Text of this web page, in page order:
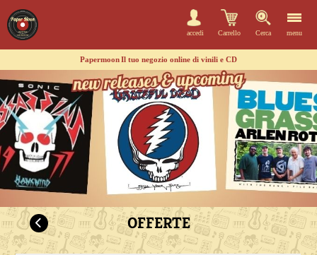
accedi Carrello Cerca menu
PapermoonIl tuo negozio online di vinili e CD
OFFERTE